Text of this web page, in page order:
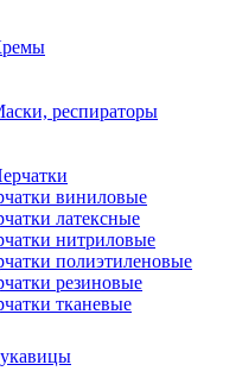
респираторы
виниловые
латексные
нитриловые
полиэтиленовые
резиновые
тканевые